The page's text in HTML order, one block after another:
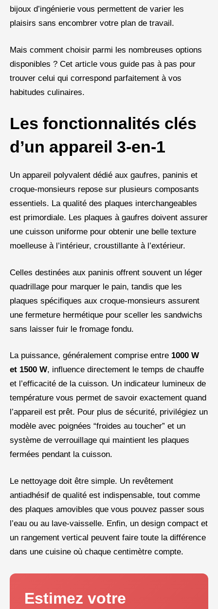
bijoux d’ingénierie vous permettent de varier les
plaisirs sans encombrer votre plan de travail.
Mais comment choisir parmi les nombreuses options
disponibles ? Cet article vous guide pas à pas pour
trouver celui qui correspond parfaitement à vos
habitudes culinaires.
Les fonctionnalités clés
d’un appareil 3-en-1
Un appareil polyvalent dédié aux gaufres, paninis et
croque-monsieurs repose sur plusieurs composants
essentiels. La qualité des plaques interchangeables
est primordiale. Les plaques à gaufres doivent assurer
une cuisson uniforme pour obtenir une belle texture
moelleuse à l’intérieur, croustillante à l’extérieur.
Celles destinées aux paninis offrent souvent un léger
quadrillage pour marquer le pain, tandis que les
plaques spécifiques aux croque-monsieurs assurent
une fermeture hermétique pour sceller les sandwichs
sans laisser fuir le fromage fondu.
La puissance, généralement comprise entre 1000 W
et 1500 W, influence directement le temps de chauffe
et l’efficacité de la cuisson. Un indicateur lumineux de
température vous permet de savoir exactement quand
l’appareil est prêt. Pour plus de sécurité, privilégiez un
modèle avec poignées “froides au toucher” et un
système de verrouillage qui maintient les plaques
fermées pendant la cuisson.
Le nettoyage doit être simple. Un revêtement
antiadhésif de qualité est indispensable, tout comme
des plaques amovibles que vous pouvez passer sous
l’eau ou au lave-vaisselle. Enfin, un design compact et
un rangement vertical peuvent faire toute la différence
dans une cuisine où chaque centimètre compte.
Estimez votre